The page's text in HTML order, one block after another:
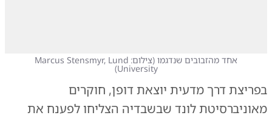
אחד מהזבובים שנדגמו ( צילום: Marcus Stensmyr, Lund
University
)
בפריצת דרך מדעית יוצאת דופן, חוקרים
מאוניברסיטת לונד שבשבדיה הצליחו לפענח את